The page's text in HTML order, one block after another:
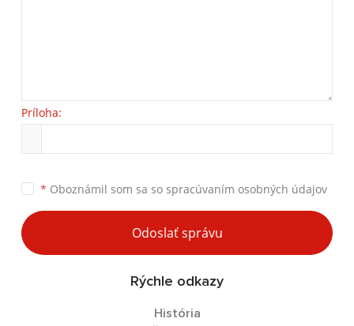
Príloha:
* Oboznámil som sa so spracúvaním osobných údajov
Odoslať správu
Rýchle odkazy
História